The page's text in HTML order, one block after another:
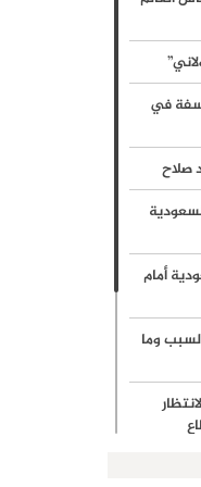
سياسة
المرحلة
تموز
تفاهمات
عبوة ناسفة في
صلاح
أمام
وما